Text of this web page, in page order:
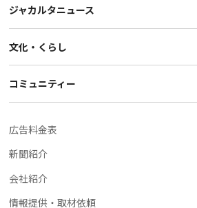
ジャカルタニュース
文化・くらし
コミュニティー
広告料金表
新聞紹介
会社紹介
情報提供・取材依頼